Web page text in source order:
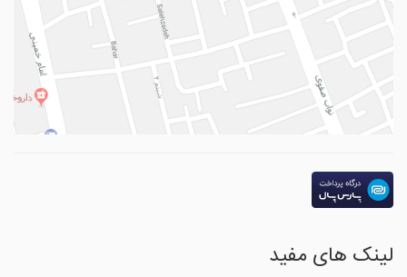
لینک های مفید